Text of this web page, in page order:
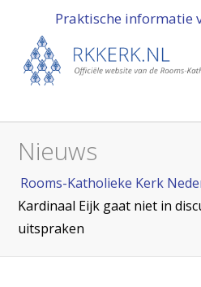
Praktische informatie
Nieuws
Rooms-Katholieke Kerk
Kardinaal Eijk gaat niet in
uitspraken